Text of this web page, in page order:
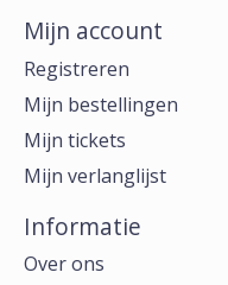
Mijn account
Registreren
Mijn bestellingen
Mijn tickets
Mijn verlanglijst
Informatie
Over ons